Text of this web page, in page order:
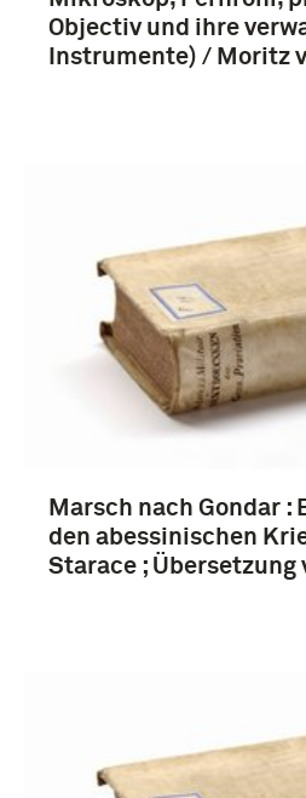
Objectiv und ihre
Instrumente) / Moritz
Marsch nach Gondar :
den abessinischen
Starace ; Übersetzung